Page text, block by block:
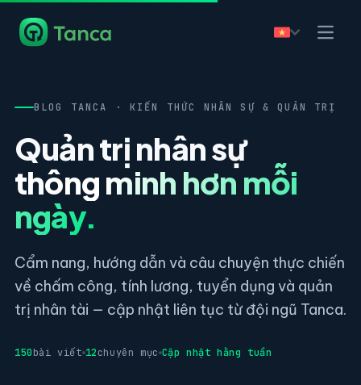
BLOG TANCA · KIẾN THỨC NHÂN SỰ & QUẢN TRỊ
Quản trị nhân sự
thông minh hơn mỗi
ngày.
Cẩm nang, hướng dẫn và câu chuyện thực chiến
về chấm công, tính lương, tuyển dụng và quản
trị nhân tài — cập nhật liên tục từ đội ngũ Tanca.
150bài viết 12chuyên mục Cập nhật hằng tuần